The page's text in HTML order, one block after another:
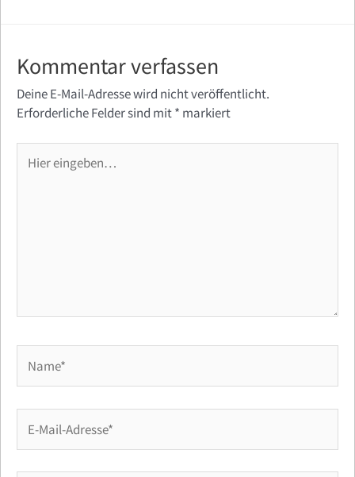
Kommentar verfassen
Deine E-Mail-Adresse wird nicht veröffentlicht.
Erforderliche Felder sind mit* markiert
eingeben…
Mail-
Adresse*